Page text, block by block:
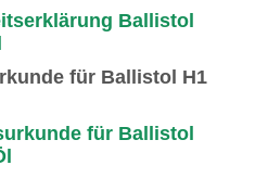
für Ballistol H1